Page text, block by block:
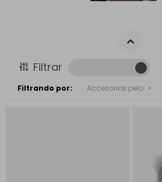
Filtrando por: Accesorios pelo